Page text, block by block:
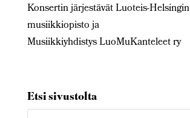
Konsertin järjestävät Luoteis-Helsingin
musiikkiopisto ja
Musiikkiyhdistys LuoMuKanteleet ry
Etsi sivustolta